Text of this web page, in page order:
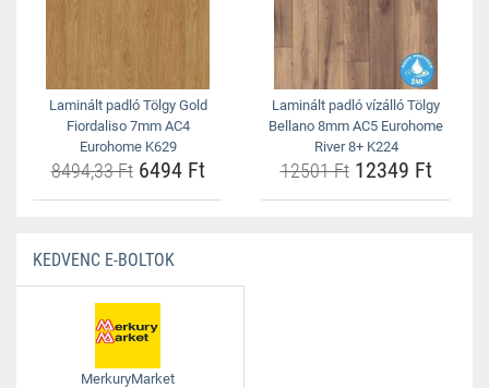
Laminált padló Tölgy Gold
Fiordaliso 7mm AC4
Eurohome K629
8494,33 Ft6494 Ft
Laminált padló vízálló Tölgy
Bellano 8mm AC5 Eurohome
River 8+ K224
12501 Ft12349 Ft
KEDVENC E-BOLTOK
MerkuryMarket